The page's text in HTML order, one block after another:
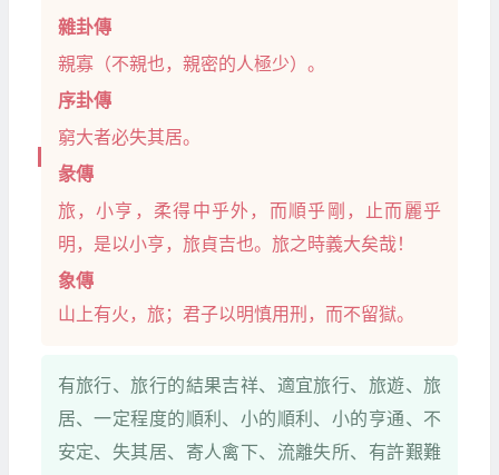
雜卦傳
親寡（不親也，親密的人極少）。
序卦傳
窮大者必失其居。
彖傳
旅，小亨，柔得中乎外，而順乎剛，止而麗乎
明，是以小亨，旅貞吉也。旅之時義大矣哉！
象傳
山上有火，旅；君子以明慎用刑，而不留獄。
有旅行、旅行的結果吉祥、適宜旅行、旅遊、旅
居、一定程度的順利、小的順利、小的亨通、不
安定、失其居、寄人禽下、流離失所、有許艱難